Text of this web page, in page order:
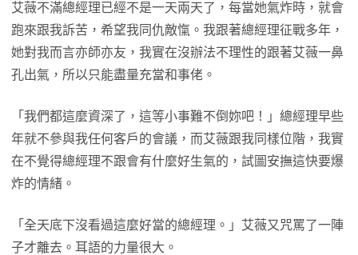
艾薇不滿總經理已經不是一天兩天了，每當她氣炸時，就會
跑來跟我訴苦，希望我同仇敵愾。我跟著總經理征戰多年，
她對我而言亦師亦友，我實在沒辦法不理性的跟著艾薇一鼻
孔出氣，所以只能盡量充當和事佬。
「我們都這麼資深了，這等小事難不倒妳吧！」總經理早些
年就不參與我任何客戶的會議，而艾薇跟我同樣位階，我實
在不覺得總經理不跟會有什麼好生氣的，試圖安撫這快要爆
炸的情緒。
「全天底下沒看過這麼好當的總經理。」艾薇又咒罵了一陣
子才離去。耳語的力量很大。